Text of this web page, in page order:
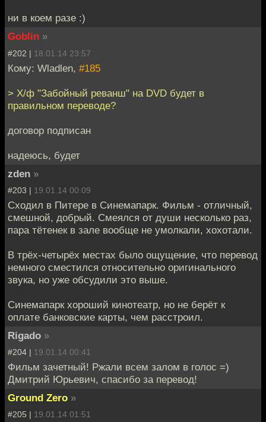
ни в коем разе :)
Goblin »
#202 | 18.01.14 23:57
Кому: Wladlen, #185
> Х/ф "Забойный реванш" на DVD будет в
правильном переводе?
договор подписан
надеюсь, будет
zden »
#203 | 19.01.14 00:09
Сходил в Питере в Синемапарк. Фильм - отличный,
смешной, добрый. Смеялся от души несколько раз,
пара тётенек в зале вообще не умолкали, хохотали.
В трёх-четырёх местах было ощущение, что перевод
немного сместился относительно оригинального
звука, но уже обсудили это выше.
Синемапарк хороший кинотеатр, но не берёт к
оплате банковские карты, чем расстроил.
Rigado »
#204 | 19.01.14 00:41
Фильм зачетный! Ржали всем залом в голос =)
Дмитрий Юрьевич, спасибо за перевод!
Ground Zero »
#205 | 19.01.14 01:51